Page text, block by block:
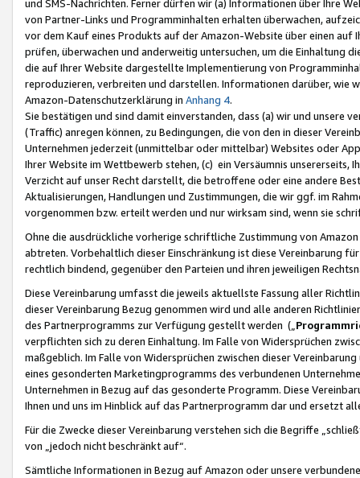
und SMS-Nachrichten. Ferner dürfen wir (a) Informationen über Ihre
von Partner-Links und Programminhalten erhalten überwachen,
vor dem Kauf eines Produkts auf der Amazon-Website über einen
prüfen, überwachen und anderweitig untersuchen, um die Einhaltung
die auf Ihrer Website dargestellte Implementierung von
reproduzieren, verbreiten und darstellen. Informationen darüber, wie
Amazon-Datenschutzerklärung in Anhang 4.
Sie bestätigen und sind damit einverstanden, dass (a) wir und
(Traffic) anregen können, zu Bedingungen, die von den in dieser
Unternehmen jederzeit (unmittelbar oder mittelbar) Websites oder
Ihrer Website im Wettbewerb stehen, (c) ein Versäumnis unsererseits,
Verzicht auf unser Recht darstellt, die betroffene oder eine andere
Aktualisierungen, Handlungen und Zustimmungen, die wir ggf. im
vorgenommen bzw. erteilt werden und nur wirksam sind, wenn sie
Ohne die ausdrückliche vorherige schriftliche Zustimmung von
abtreten. Vorbehaltlich dieser Einschränkung ist diese Vereinbarung
rechtlich bindend, gegenüber den Parteien und ihren jeweiligen
Diese Vereinbarung umfasst die jeweils aktuellste Fassung aller
dieser Vereinbarung Bezug genommen wird und alle anderen
des Partnerprogramms zur Verfügung gestellt werden („
verpflichten sich zu deren Einhaltung. Im Falle von Widersprüchen
maßgeblich. Im Falle von Widersprüchen zwischen dieser
eines gesonderten Marketingprogramms des verbundenen
Unternehmen in Bezug auf das gesonderte Programm. Diese
Ihnen und uns im Hinblick auf das Partnerprogramm dar und ersetzt
Für die Zwecke dieser Vereinbarung verstehen sich die Begriffe
von „jedoch nicht beschränkt auf“.
Sämtliche Informationen in Bezug auf Amazon oder unsere